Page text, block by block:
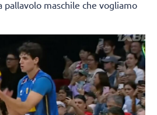
pallavolo maschile che vogliamo